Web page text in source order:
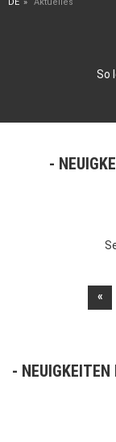
So
«
NEUIGKEITEN